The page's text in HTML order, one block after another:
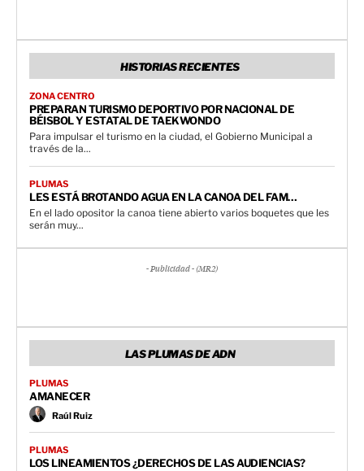
HISTORIAS RECIENTES
ZONA CENTRO
PREPARAN TURISMO DEPORTIVO POR NACIONAL DE
BÉISBOL Y ESTATAL DE TAEKWONDO
Para impulsar el turismo en la ciudad, el Gobierno Municipal a
través de la...
PLUMAS
LES ESTÁ BROTANDO AGUA EN LA CANOA DEL FAM…
En el lado opositor la canoa tiene abierto varios boquetes que les
serán muy...
- Publicidad - (MR2)
LAS PLUMAS DE ADN
PLUMAS
AMANECER
Raúl Ruiz
PLUMAS
LOS LINEAMIENTOS ¿DERECHOS DE LAS AUDIENCIAS?